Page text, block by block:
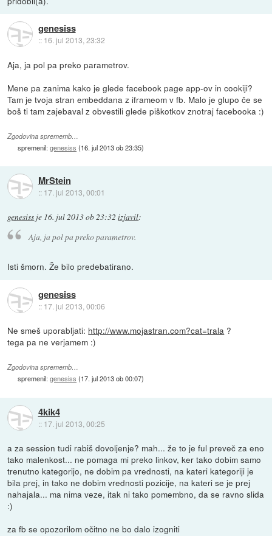
genesiss
:: 16. jul 2013, 23:32
Aja, ja pol pa preko parametrov.
Mene pa zanima kako je glede facebook page app-ov in cookiji?
Tam je tvoja stran embeddana z iframeom v fb. Malo je glupo če se
boš ti tam zajebaval z obvestili glede piškotkov znotraj facebooka :)
Zgodovina sprememb…
spremenil:genesiss (16. jul 2013 ob 23:35)
MrStein
:: 17. jul 2013, 00:01
genesiss je 16. jul 2013 ob 23:32 izjavil:
Aja, ja pol pa preko parametrov.
Isti šmorn. Že bilo predebatirano.
genesiss
:: 17. jul 2013, 00:06
Ne smeš uporabljati: http://www.mojastran.com?cat=trala ?
tega pa ne verjamem :)
Zgodovina sprememb…
spremenil:genesiss (17. jul 2013 ob 00:07)
4kik4
:: 17. jul 2013, 00:25
a za session tudi rabiš dovoljenje? mah... že to je ful preveč za eno
tako malenkost... ne pomaga mi preko linkov, ker tako dobim samo
trenutno kategorijo, ne dobim pa vrednosti, na kateri kategoriji je
bila prej, in tako ne dobim vrednosti pozicije, na kateri se je prej
nahajala... ma nima veze, itak ni tako pomembno, da se ravno slida
:)
za fb se opozorilom očitno ne bo dalo izogniti